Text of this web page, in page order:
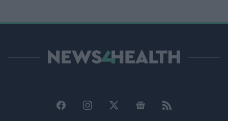
ρίχνουν φως στις "φιλίες" μεταξύ διαφορετικών ειδών
Σισμανογλείου στις πρωινές εφημερίες της Αττικής